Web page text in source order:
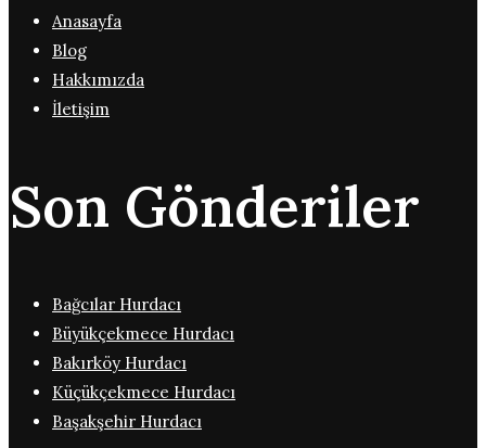
Anasayfa
Blog
Hakkımızda
İletişim
Son Gönderiler
Bağcılar Hurdacı
Büyükçekmece Hurdacı
Bakırköy Hurdacı
Küçükçekmece Hurdacı
Başakşehir Hurdacı